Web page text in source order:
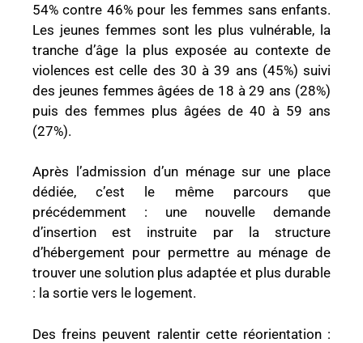
54% contre 46% pour les femmes sans enfants.
Les jeunes femmes sont les plus vulnérable, la
tranche d’âge la plus exposée au contexte de
violences est celle des 30 à 39 ans (45%) suivi
des jeunes femmes âgées de 18 à 29 ans (28%)
puis des femmes plus âgées de 40 à 59 ans
(27%).
Après l’admission d’un ménage sur une place
dédiée, c’est le même parcours que
précédemment : une nouvelle demande
d’insertion est instruite par la structure
d’hébergement pour permettre au ménage de
trouver une solution plus adaptée et plus durable
: la sortie vers le logement.
Des freins peuvent ralentir cette réorientation :